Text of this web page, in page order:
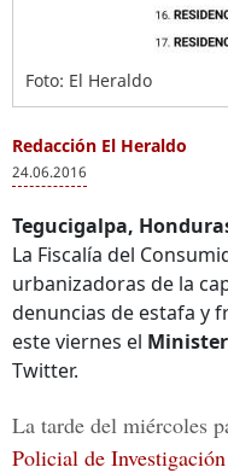
Foto: El Heraldo
Redacción El Heraldo
24.06.2016
Tegucigalpa,
La Fiscalía del
urbanizadoras de la
denuncias de estafa y
este viernes el
Twitter.
La tarde del miércoles
Policial de Investigación